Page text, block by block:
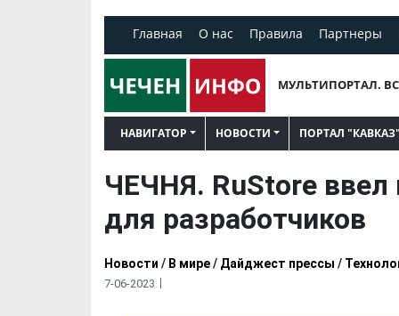
Главная О нас Правила Партнеры
МУЛЬТИПОРТАЛ.
НАВИГАТОР НОВОСТИ ПОРТАЛ "КАВКАЗ"
ЧЕЧНЯ. RuStore ввел
для разработчиков
Новости / В мире/ Дайджест прессы /
7-06-2023